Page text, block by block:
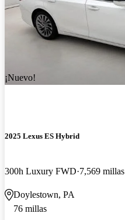
¡Nuevo!
2025 Lexus ES Hybrid
300h Luxury FWD 7,569 millas
Doylestown, PA
76 millas